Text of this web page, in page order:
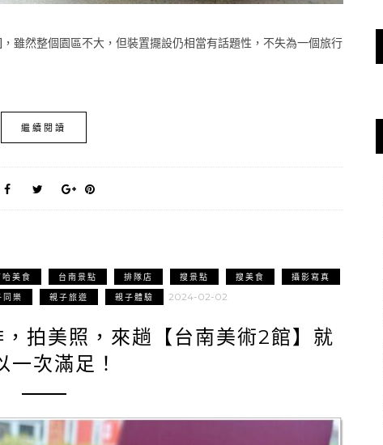
雖然整個園區不大，但裝置擺設仍相當有話題性，不失為一個旅行
繼續閱讀
美食 台南景點 排隊店 搜景點 搜美食 攝影寫真
同樂 親子旅遊 親子體驗 2024-02-02
拍美照，來趟【台南美術2館】就
一次滿足！